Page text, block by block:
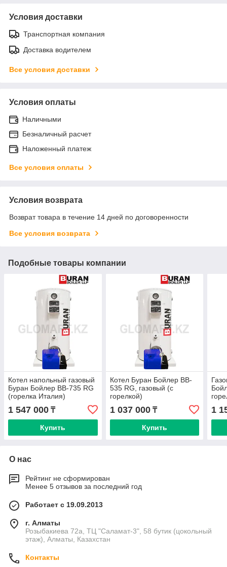
Условия доставки
Транспортная компания
Доставка водителем
Все условия доставки
Условия оплаты
Наличными
Безналичный расчет
Наложенный платеж
Все условия оплаты
Условия возврата
Возврат товара в течение 14 дней по договоренности
Все условия возврата
Подобные товары компании
Котел напольный газовый
Буран Бойлер BB-735 RG
(горелка Италия)
1 547 000 ₸
Купить
Котел Буран Бойлер BB-
535 RG, газовый (с
горелкой)
1 037 000₸
Купить
1
О нас
Рейтинг не сформирован
Менее 5 отзывов за последний год
Работает с 19.09.2013
г. Алматы
Розыбакиева 72а, ТЦ "Саламат-3", 58 бутик (цокольный
этаж), Алматы, Казахстан
Контакты